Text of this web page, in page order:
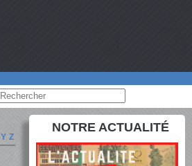
Y Z
NOTRE ACTUALITÉ